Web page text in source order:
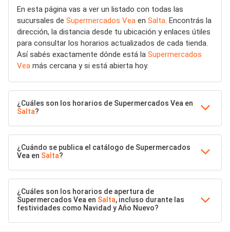
En esta página vas a ver un listado con todas las
sucursales de Supermercados Vea en Salta. Encontrás la
dirección, la distancia desde tu ubicación y enlaces útiles
para consultar los horarios actualizados de cada tienda.
Así sabés exactamente dónde está la Supermercados
Vea más cercana y si está abierta hoy.
¿Cuáles son los horarios de Supermercados Vea en
Salta?
¿Cuándo se publica el catálogo de Supermercados
Vea en Salta?
¿Cuáles son los horarios de apertura de
Supermercados Vea en Salta, incluso durante las
festividades como Navidad y Año Nuevo?